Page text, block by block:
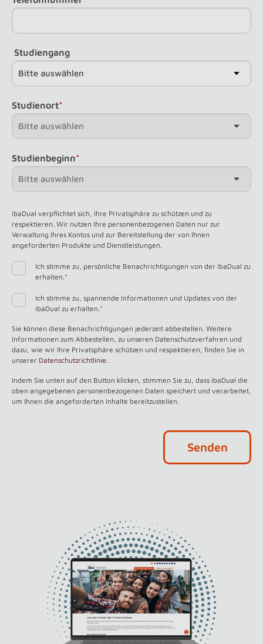
Studiengang
Studienort*
Studienbeginn*
ibaDual verpflichtet sich, Ihre Privatsphäre zu schützen und zu
respektieren. Wir nutzen Ihre personenbezogenen Daten nur zur
Verwaltung Ihres Kontos und zur Bereitstellung der von Ihnen
angeforderten Produkte und Dienstleistungen.
Ich stimme zu, persönliche Benachrichtigungen von der ibaDual zu
erhalten.*
Ich stimme zu, spannende Informationen und Updates von der
ibaDual zu erhalten.*
Sie können diese Benachrichtigungen jederzeit abbestellen. Weitere
Informationen zum Abbestellen, zu unseren Datenschutzverfahren und
dazu, wie wir Ihre Privatsphäre schützen und respektieren, finden Sie in
unserer Datenschutzrichtlinie.
Indem Sie unten auf den Button klicken, stimmen Sie zu, dass ibaDual die
oben angegebenen personenbezogenen Daten speichert und verarbeitet,
um Ihnen die angeforderten Inhalte bereitzustellen.